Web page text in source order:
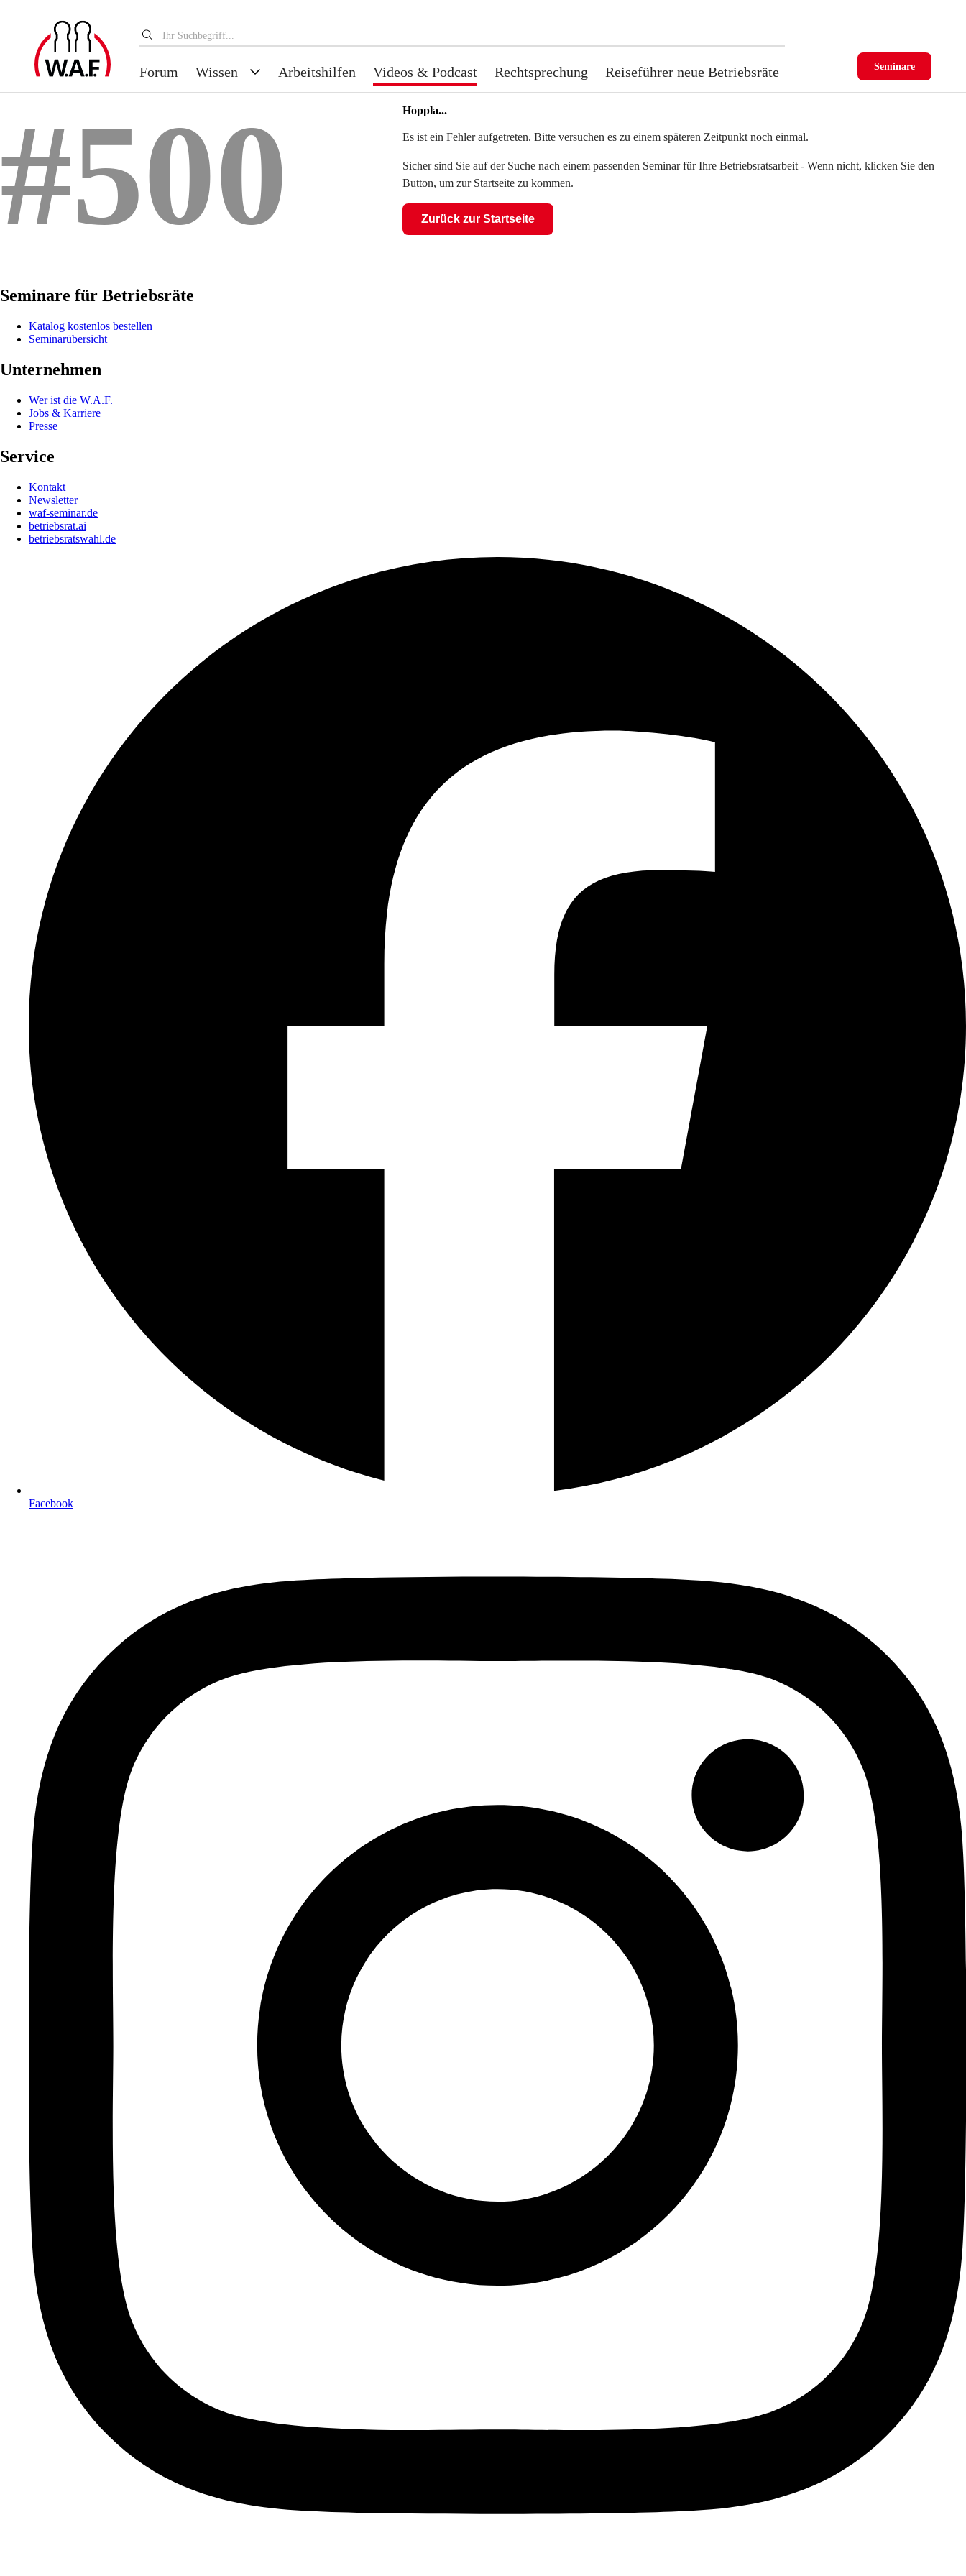
Forum Wissen Arbeitshilfen Videos & Podcast Rechtsprechung Reiseführer neue Betriebsräte Seminare
#500 Hoppla...
Es ist ein Fehler aufgetreten. Bitte versuchen es zu einem späteren Zeitpunkt noch einmal.
Sicher sind Sie auf der Suche nach einem passenden Seminar für Ihre Betriebsratsarbeit - Wenn nicht, klicken Sie den
Button, um zur Startseite zu kommen.
Zurück zur Startseite
Seminare für Betriebsräte
Katalog kostenlos bestellen
Seminarübersicht
Unternehmen
Wer ist die W.A.F.
Jobs & Karriere
Presse
Service
Kontakt
Newsletter
waf-seminar.de
betriebsrat.ai
betriebsratswahl.de
Facebook